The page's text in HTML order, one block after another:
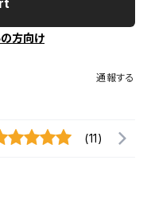
方向け
通報する
(11)